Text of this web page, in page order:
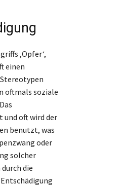
‚Opfer‘,
einen
oftmals soziale
und oft wird der
benutzt, was
oder
solcher
die